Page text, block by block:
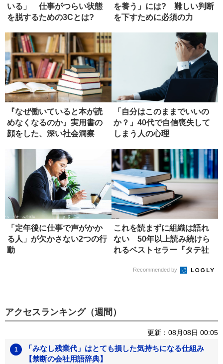
いる」 仕事がつらい状態
を脱するための3Cとは?
を養う」には? 難しい判断
を下すために必須の力
『なぜ働いていると本が読
めなくなるのか』実用書の
顔をした、深い社会洞察
「自分はこのままでいいの
か？」40代で自信喪失して
しまう人の心理
「定年後に仕事で声がかか
る人」が欠かさない2つの行
動
これを読まずに組織は語れ
ない 50年以上読み続けら
れるベストセラー『タテ社
Recommended by
アクセスランキング（週間）
更新：08月08日 00:05
「みなし残業代」はとても損した気持ちになる仕組み
【禁断の会社用語辞典】